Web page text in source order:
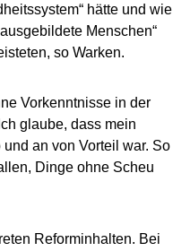
hätte und wie
Menschen“
so Warken.
Vorkenntnisse in der
glaube, dass mein
an von Vorteil war. So
Dinge ohne Scheu
Reforminhalten. Bei